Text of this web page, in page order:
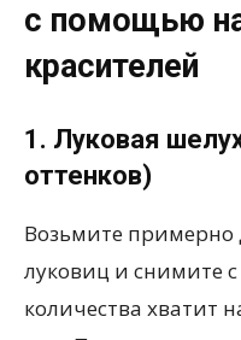
с помощью
красителей
1. Луковая
оттенков)
Возьмите примерно
луковиц и снимите
количества хватит